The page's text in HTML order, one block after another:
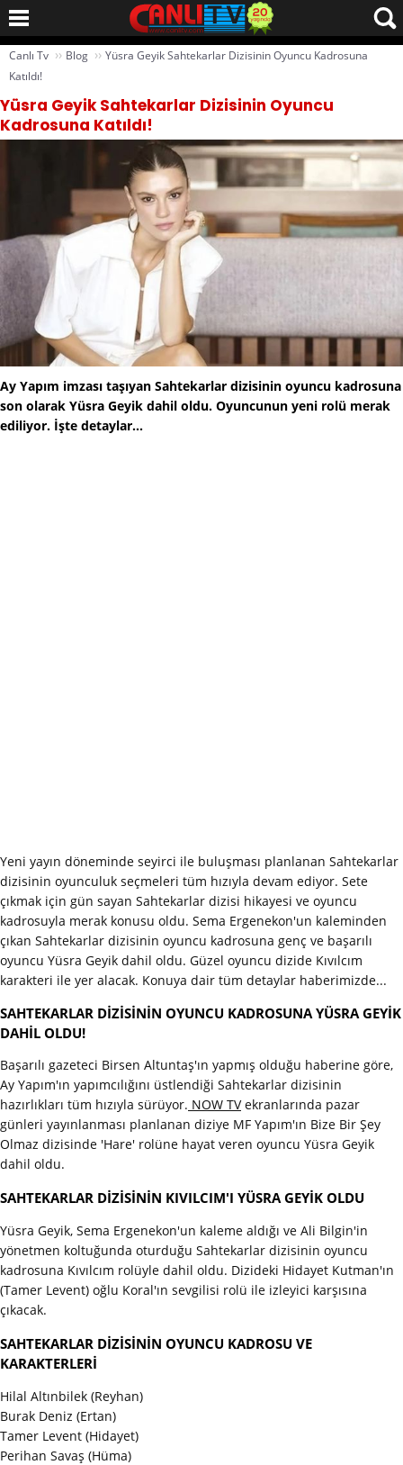
Canlı Tv ›› Blog ›› Yüsra Geyik Sahtekarlar Dizisinin Oyuncu Kadrosuna
Katıldı!
Yüsra Geyik Sahtekarlar Dizisinin Oyuncu
Kadrosuna Katıldı!
Ay Yapım imzası taşıyan Sahtekarlar dizisinin oyuncu kadrosuna
son olarak Yüsra Geyik dahil oldu. Oyuncunun yeni rolü merak
ediliyor. İşte detaylar...
Yeni yayın döneminde seyirci ile buluşması planlanan Sahtekarlar
dizisinin oyunculuk seçmeleri tüm hızıyla devam ediyor. Sete
çıkmak için gün sayan Sahtekarlar dizisi hikayesi ve oyuncu
kadrosuyla merak konusu oldu. Sema Ergenekon'un kaleminden
çıkan Sahtekarlar dizisinin oyuncu kadrosuna genç ve başarılı
oyuncu Yüsra Geyik dahil oldu. Güzel oyuncu dizide Kıvılcım
karakteri ile yer alacak. Konuya dair tüm detaylar haberimizde...
SAHTEKARLAR DİZİSİNİN OYUNCU KADROSUNA YÜSRA GEYİK
DAHİL OLDU!
Başarılı gazeteci Birsen Altuntaş'ın yapmış olduğu haberine göre,
Ay Yapım'ın yapımcılığını üstlendiği Sahtekarlar dizisinin
hazırlıkları tüm hızıyla sürüyor. NOW TVekranlarında pazar
günleri yayınlanması planlanan diziye MF Yapım'ın Bize Bir Şey
Olmaz dizisinde 'Hare' rolüne hayat veren oyuncu Yüsra Geyik
dahil oldu.
SAHTEKARLAR DİZİSİNİN KIVILCIM'I YÜSRA GEYİK OLDU
Yüsra Geyik, Sema Ergenekon'un kaleme aldığı ve Ali Bilgin'in
yönetmen koltuğunda oturduğu Sahtekarlar dizisinin oyuncu
kadrosuna Kıvılcım rolüyle dahil oldu. Dizideki Hidayet Kutman'ın
(Tamer Levent) oğlu Koral'ın sevgilisi rolü ile izleyici karşısına
çıkacak.
SAHTEKARLAR DİZİSİNİN OYUNCU KADROSU VE
KARAKTERLERİ
Hilal Altınbilek (Reyhan)
Burak Deniz (Ertan)
Tamer Levent (Hidayet)
Perihan Savaş (Hüma)